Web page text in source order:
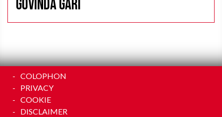
Govinda Gari
COLOPHON
PRIVACY
COOKIE
DISCLAIMER